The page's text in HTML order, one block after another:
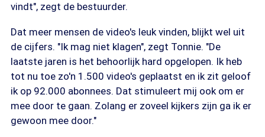
vindt", zegt de bestuurder.
Dat meer mensen de video's leuk vinden, blijkt wel uit
de cijfers. "Ik mag niet klagen", zegt Tonnie. "De
laatste jaren is het behoorlijk hard opgelopen. Ik heb
tot nu toe zo'n 1.500 video's geplaatst en ik zit geloof
ik op 92.000 abonnees. Dat stimuleert mij ook om er
mee door te gaan. Zolang er zoveel kijkers zijn ga ik er
gewoon mee door."